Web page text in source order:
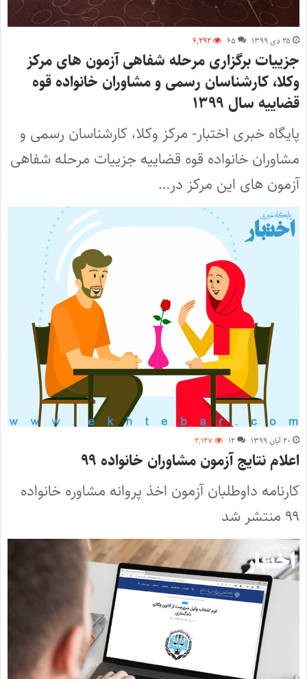
۲۵ دی ۱۳۹۹ ۶۵ ۶,۲۹۲
جزییات برگزاری مرحله شفاهی آزمون ‌های مرکز
وکلا، کارشناسان رسمی و مشاوران خانواده قوه
قضاییه سال ۱۳۹۹
پایگاه خبری اختبار- مرکز وکلا، کارشناسان رسمی و
مشاوران خانواده قوه قضاییه جزییات مرحله شفاهی
آزمون‌ های این مرکز در…
۲۰ آبان ۱۳۹۹ ۱۲ ۲,۱۲۷
اعلام نتایج آزمون مشاوران خانواده ۹۹
کارنامه داوطلبان آزمون اخذ پروانه مشاوره خانواده
۹۹ منتشر شد